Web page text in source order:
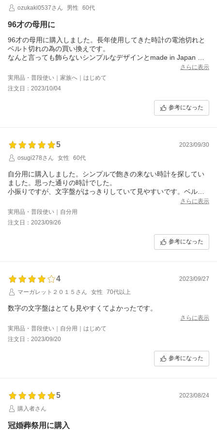
ozukaki0537さん
男性 60代
96才の母用に
96才の母用に購入しました。長年使用してきた時計の電池切れと
ベルト切れの為の買い換えです。
なんと言っても飾らないシンプルなデザインとmade in Japan のs
eikoの製品なので信頼感と期待感はバッチリです。本人も十分気
に入っております。
さらに表示
実用品・普段使い｜家族へ｜はじめて
注文日：2023/10/04
参考になった
5
2023/09/30
osugi278さん
女性 60代
自分用に購入しました。シンプルで飽きの来ない時計を探してい
ました。思った通りの時計でした。
小振りですが、文字盤がはっきりしていて見やすいです。ベルト
購入して良かったです。大事に使います。
さらに表示
実用品・普段使い｜自分用
注文日：2023/09/26
参考になった
4
2023/09/27
マーガレット２０１５さん
女性 70代以上
数字の文字盤はとても見やすくてよかったです。
さらに表示
実用品・普段使い｜自分用｜はじめて
注文日：2023/09/20
参考になった
5
2023/08/24
購入者さん
冠婚葬祭用に購入